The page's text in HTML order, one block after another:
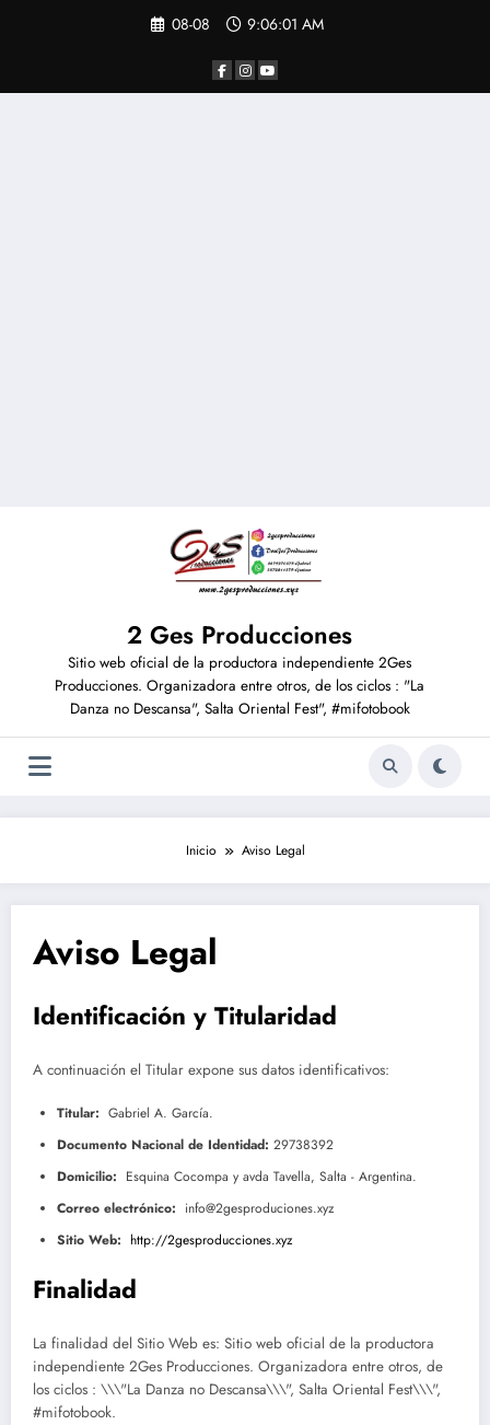
08-08 9:06:02 AM
2 Ges Producciones
Sitio web oficial de la productora independiente 2Ges
Producciones. Organizadora entre otros, de los ciclos : "La
Danza no Descansa", Salta Oriental Fest", #mifotobook
Inicio Aviso Legal
Aviso Legal
Identificación y Titularidad
A continuación el Titular expone sus datos identificativos:
Titular: Gabriel A. García.
Documento Nacional de Identidad: 29738392
Domicilio: Esquina Cocompa y avda Tavella, Salta - Argentina.
Correo electrónico: info@2gesproduciones.xyz
Sitio Web: http://2gesproducciones.xyz
Finalidad
La finalidad del Sitio Web es: Sitio web oficial de la productora
independiente 2Ges Producciones. Organizadora entre otros, de
los ciclos : \\\"La Danza no Descansa\\\", Salta Oriental Fest\\\",
#mifotobook.